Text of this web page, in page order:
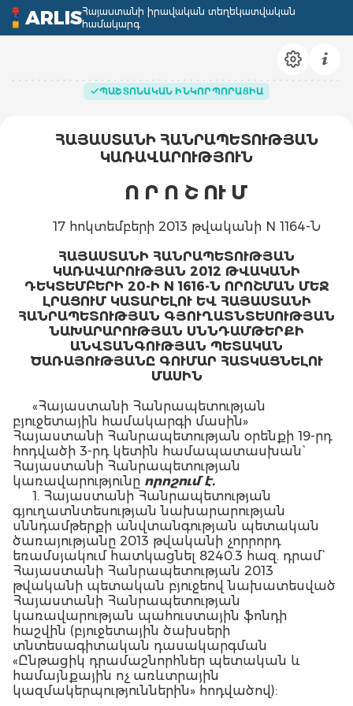
ARLISՀայաստանի իրավական տեղեկատվական
համակարգ
ՊԱՇՏՈՆԱԿԱՆ ԻՆԿՈՐՊՈՐԱՑԻԱ
ՀԱՅԱՍՏԱՆԻ ՀԱՆՐԱՊԵՏՈՒԹՅԱՆ
ԿԱՌԱՎԱՐՈՒԹՅՈՒՆ
Ո Ր Ո Շ ՈՒ Մ
17 հոկտեմբերի 2013 թվականի N 1164-Ն
ՀԱՅԱՍՏԱՆԻ ՀԱՆՐԱՊԵՏՈՒԹՅԱՆ
ԿԱՌԱՎԱՐՈՒԹՅԱՆ 2012 ԹՎԱԿԱՆԻ
ԴԵԿՏԵՄԲԵՐԻ 20-Ի N 1616-Ն ՈՐՈՇՄԱՆ ՄԵՋ
ԼՐԱՑՈՒՄ ԿԱՏԱՐԵԼՈՒ ԵՎ ՀԱՅԱՍՏԱՆԻ
ՀԱՆՐԱՊԵՏՈՒԹՅԱՆ ԳՅՈՒՂԱՏՆՏԵՍՈՒԹՅԱՆ
ՆԱԽԱՐԱՐՈՒԹՅԱՆ ՍՆՆԴԱՄԹԵՐՔԻ
ԱՆՎՏԱՆԳՈՒԹՅԱՆ ՊԵՏԱԿԱՆ
ԾԱՌԱՅՈՒԹՅԱՆԸ ԳՈՒՄԱՐ ՀԱՏԿԱՑՆԵԼՈՒ
ՄԱՍԻՆ
«Հայաստանի Հանրապետության
բյուջետային համակարգի մասին»
Հայաստանի Հանրապետության օրենքի 19-րդ
հոդվածի 3-րդ կետին համապատասխան`
Հայաստանի Հանրապետության
կառավարությունը որոշում է.
1. Հայաստանի Հանրապետության
գյուղատնտեսության նախարարության
սննդամթերքի անվտանգության պետական
ծառայությանը 2013 թվականի չորրորդ
եռամսյակում հատկացնել 8240.3 հազ. դրամ`
Հայաստանի Հանրապետության 2013
թվականի պետական բյուջեով նախատեսված
Հայաստանի Հանրապետության
կառավարության պահուստային ֆոնդի
հաշվին (բյուջետային ծախսերի
տնտեսագիտական դասակարգման
«Ընթացիկ դրամաշնորհներ պետական և
համայնքային ոչ առևտրային
կազմակերպություններին» հոդվածով):